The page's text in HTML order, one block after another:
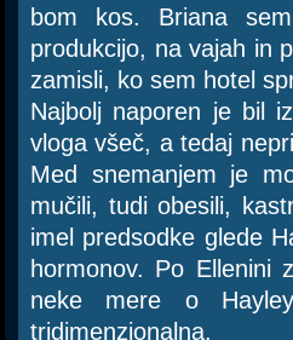
bom kos. Briana
produkcijo, na vajah in
zamisli, ko sem hotel
Najbolj naporen je bil
vloga všeč, a tedaj
Med snemanjem je
mučili, tudi obesili,
imel predsodke glede
hormonov. Po Ellenini
neke mere o
tridimenzionalna.